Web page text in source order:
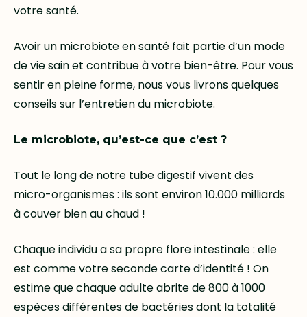
votre santé.
Avoir un microbiote en santé fait partie d’un mode
de vie sain et contribue à votre bien-être. Pour vous
sentir en pleine forme, nous vous livrons quelques
conseils sur l’entretien du microbiote.
Le microbiote, qu’est-ce que c’est ?
Tout le long de notre tube digestif vivent des
micro-organismes : ils sont environ 10.000 milliards
à couver bien au chaud !
Chaque individu a sa propre flore intestinale : elle
est comme votre seconde carte d’identité ! On
estime que chaque adulte abrite de 800 à 1000
espèces différentes de bactéries dont la totalité